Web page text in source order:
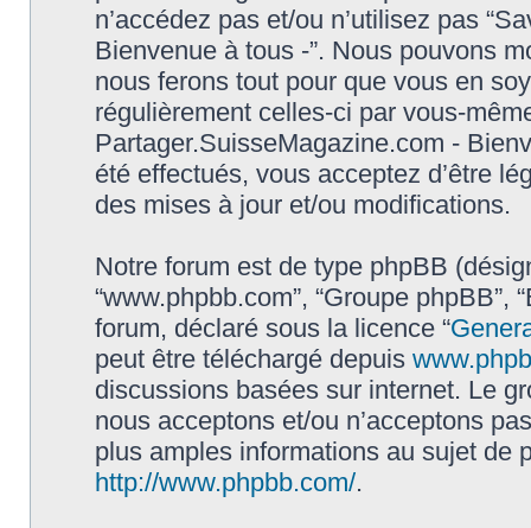
n’accédez pas et/ou n’utilisez pas
Bienvenue à tous -”. Nous pouvons
nous ferons tout pour que vous en
régulièrement celles-ci par vous-
Partager.SuisseMagazine.com -
été effectués, vous acceptez d’être
des mises à jour et/ou modifications.
Notre forum est de type phpBB
“www.phpbb.com”, “Groupe
forum, déclaré sous la licence “
peut être téléchargé depuis
discussions basées sur internet. Le
nous acceptons et/ou n’acceptons
plus amples informations au sujet de
http://www.phpbb.com/.